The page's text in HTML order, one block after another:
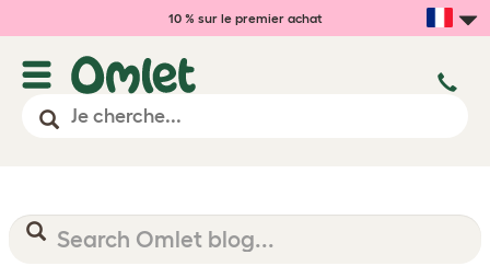
10 % sur le premier achat